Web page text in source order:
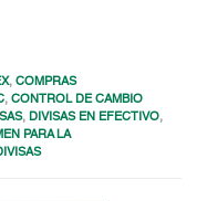
,COMPRAS
,CONTROL DE CAMBIO
,DIVISAS EN EFECTIVO,
PARA LA